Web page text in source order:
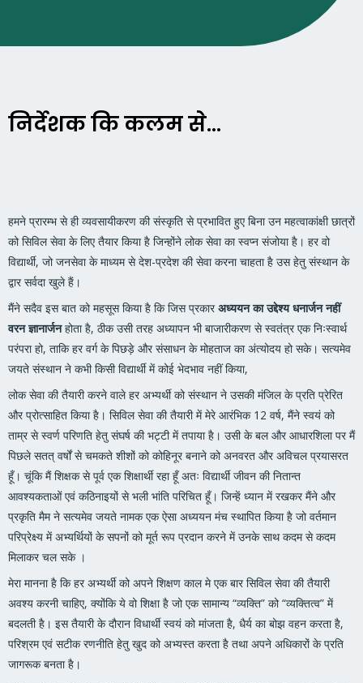
निर्देशक कि कलम से...
हमने प्रारम्भ से ही व्यवसायीकरण की संस्कृति से प्रभावित हुए बिना उन महत्वाकांक्षी छात्रों
को सिविल सेवा के लिए तैयार किया है जिन्होंने लोक सेवा का स्वप्न संजोया है। हर वो
विद्यार्थी, जो जनसेवा के माध्यम से देश-प्रदेश की सेवा करना चाहता है उस हेतु संस्थान के
द्वार सर्वदा खुले हैं।
मैंने सदैव इस बात को महसूस किया है कि जिस प्रकारअध्ययन का उद्देश्य धनार्जन नहीं
वरन ज्ञानार्जनहोता है, ठीक उसी तरह अध्यापन भी बाजारीकरण से स्वतंत्र एक निःस्वार्थ
परंपरा हो, ताकि हर वर्ग के पिछड़े और संसाधन के मोहताज का अंत्योदय हो सके। सत्यमेव
जयते संस्थान ने कभी किसी विद्यार्थी में कोई भेदभाव नहीं किया,
लोक सेवा की तैयारी करने वाले हर अभ्यर्थी को संस्थान ने उसकी मंजिल के प्रति प्रेरित
और प्रोत्साहित किया है। सिविल सेवा की तैयारी में मेरे आरंभिक 12 वर्ष, मैंने स्वयं को
ताम्र से स्वर्ण परिणति हेतु संघर्ष की भट्टी में तपाया है। उसी के बल और आधारशिला पर मैं
पिछले सतत् वर्षों से चमकते शीशों को कोहिनूर बनाने को अनवरत और अविचल प्रयासरत
हूँ। चूंकि मैं शिक्षक से पूर्व एक शिक्षार्थी रहा हूँ अतः विद्यार्थी जीवन की नितान्त
आवश्यकताओं एवं कठिनाइयों से भली भांति परिचित हूँ। जिन्हें ध्यान में रखकर मैंने और
प्रकृति मैम ने सत्यमेव जयते नामक एक ऐसा अध्ययन मंच स्थापित किया है जो वर्तमान
परिप्रेक्ष्य में अभ्यर्थियों के सपनों को मूर्त रूप प्रदान करने में उनके साथ कदम से कदम
मिलाकर चल सके ।
मेरा मानना है कि हर अभ्यर्थी को अपने शिक्षण काल मे एक बार सिविल सेवा की तैयारी
अवश्य करनी चाहिए, क्योंकि ये वो शिक्षा है जो एक सामान्य “व्यक्ति” को “व्यक्तित्व” में
बदलती है। इस तैयारी के दौरान विधार्थी स्वयं को मांजता है, धैर्य का बोझ वहन करता है,
परिश्रम एवं सटीक रणनीति हेतु खुद को अभ्यस्त करता है तथा अपने अधिकारों के प्रति
जागरूक बनता है।